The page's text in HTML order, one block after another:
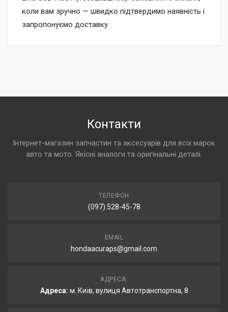
коли вам зручно — швидко підтвердимо наявність і
запропонуємо доставку.
Контакти
Інтернет-магазин запчастин та аксесуарів для всіх марок
авто та мото. Якісні аналоги та оригінальні деталі.
ТЕЛЕФОН
(097) 528-45-78
EMAIL
hondaacuraps@gmail.com
АДРЕСА:
Адреса: м. Київ, вулиця Автотранспортна, 8